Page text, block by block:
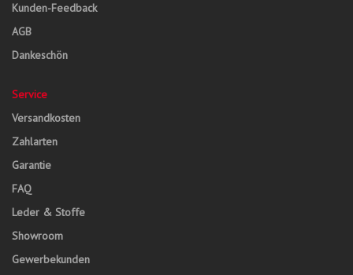
Kunden-Feedback
AGB
Dankeschön
Service
Versandkosten
Zahlarten
Garantie
FAQ
Leder & Stoffe
Showroom
Gewerbekunden